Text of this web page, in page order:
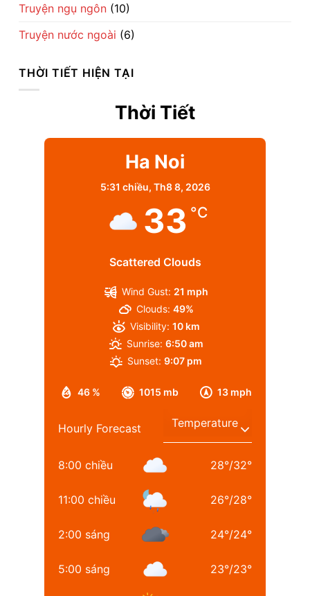
Truyện ngụ ngôn (10)
Truyện nước ngoài (6)
THỜI TIẾT HIỆN TẠI
Thời Tiết
Ha Noi
5:31 chiều, Th8 8, 2026
33 °C
Scattered Clouds
46 % 1015 mb 13 mph
Wind Gust: 21 mph
Clouds: 49%
Visibility: 10 km
Sunrise: 6:50 am
Sunset: 9:07 pm
Hourly Forecast
8:00 chiều 28°/32°
11:00 chiều 26°/28°
2:00 sáng 24°/24°
5:00 sáng 23°/23°